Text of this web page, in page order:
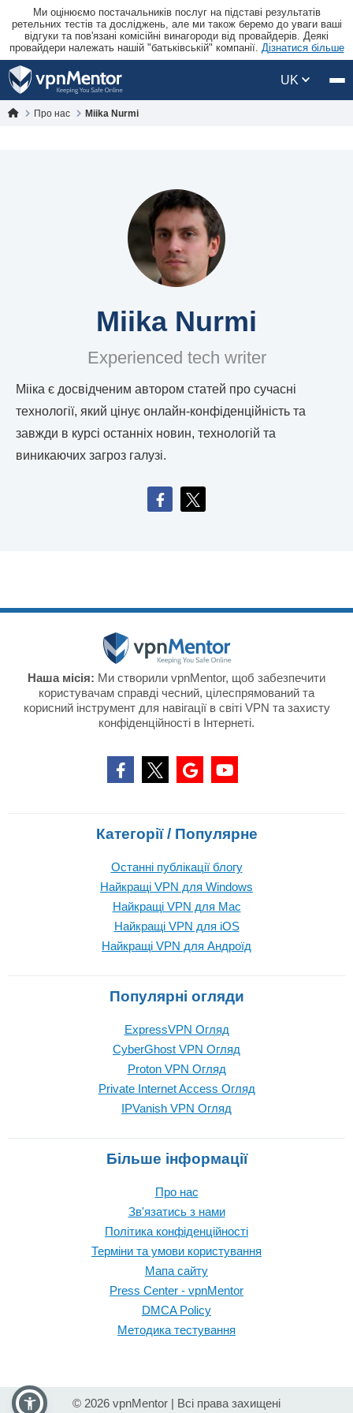
Ми оцінюємо постачальників послуг на підставі результатів
ретельних тестів та досліджень, але ми також беремо до уваги ваші
відгуки та пов'язані комісійні винагороди від провайдерів. Деякі
провайдери належать нашій "батьківській" компанії. Дізнатися більше
UK
Про нас Miika Nurmi
Miika Nurmi
Experienced tech writer
Мііка є досвідченим автором статей про сучасні
технології, який цінує онлайн-конфіденційність та
завжди в курсі останніх новин, технологій та
виникаючих загроз галузі.
Наша місія: Ми створили vpnMentor, щоб забезпечити
користувачам справді чесний, цілеспрямований та
корисний інструмент для навігації в світі VPN та захисту
конфіденційності в Інтернеті.
Категорії / Популярне
Останні публікації блогу
Найкращі VPN для Windows
Найкращі VPN для Mac
Найкращі VPN для iOS
Найкращі VPN для Андроїд
Популярні огляди
ExpressVPN Огляд
CyberGhost VPN Огляд
Proton VPN Огляд
Private Internet Access Огляд
IPVanish VPN Огляд
Більше інформації
Про нас
Зв'язатись з нами
Політика конфіденційності
Терміни та умови користування
Мапа сайту
Press Center - vpnMentor
DMCA Policy
Методика тестування
© 2026 vpnMentor | Всі права захищені